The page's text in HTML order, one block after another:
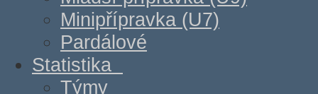
Minipřípravka (U7)
Pardálové
Statistika
Týmy